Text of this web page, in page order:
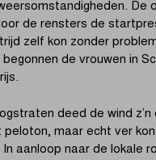
De
de rensters de
zelf kon zonder
de vrouwen in
deed de wind z’n
peloton, maar echt ver
aanloop naar de lokale